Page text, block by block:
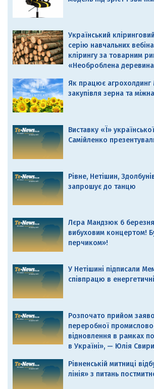
Український
серію навчальних
клірингу за товарним
«Необроблена
Як працює агрохолдинг
закупівля зерна та
Виставку «Ї»
Самійленко
Рівне, Нетішин,
запрошує до танцю
Лєра Мандзюк 6
вибуховим концертом!
перчиком»!
У Нетішині підписали
співпрацю в
Розпочато прийом
переробної
відновлення в рамках
в Україні», — Юлія
Рівненській митниці
лінія» з питань